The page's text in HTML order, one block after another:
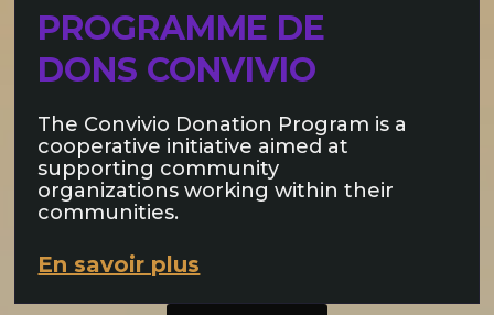
PROGRAMME DE
DONS CONVIVIO
The Convivio Donation Program is a
cooperative initiative aimed at
supporting community
organizations working within their
communities.
En savoir plus